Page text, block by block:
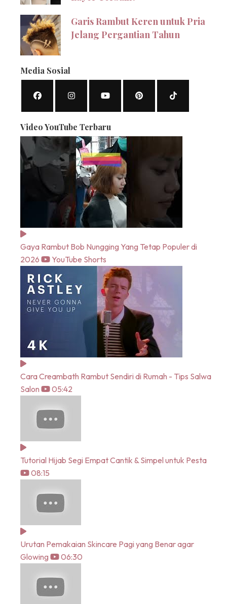
Garis Rambut Keren untuk Pria
Jelang Pergantian Tahun
Media Sosial
Video YouTube Terbaru
Gaya Rambut Bob Nungging Yang Tetap Populer di
2026
YouTube Shorts
Cara Creambath Rambut Sendiri di Rumah - Tips Salwa
Salon
05:42
Tutorial Hijab Segi Empat Cantik & Simpel untuk Pesta
08:15
Urutan Pemakaian Skincare Pagi yang Benar agar
Glowing
06:30